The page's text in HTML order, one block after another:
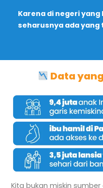
Karena di negeri yang
seharusnya ada
Data
Kita bukan miskin